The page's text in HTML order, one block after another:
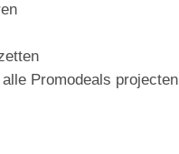
Promodeals projecten